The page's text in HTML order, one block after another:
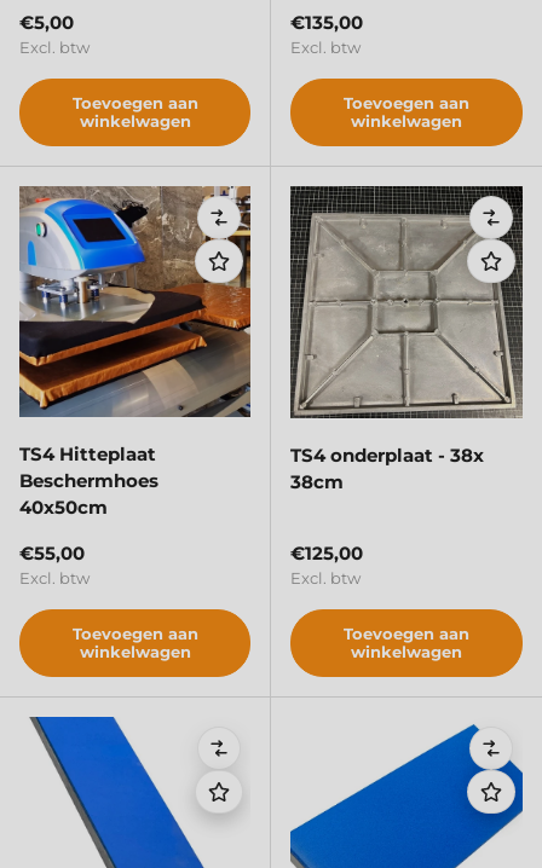
Reguliere prijs
€5,00
Excl. btw
Toevoegen aan
winkelwagen
Reguliere prijs
€135,00
Excl. btw
Toevoegen aan
winkelwagen
Vergelijken
TS4 Hitteplaat
Beschermhoes
40x50cm
Reguliere prijs
€55,00
Excl. btw
Toevoegen aan
winkelwagen
TS4 onderplaat - 38x
38cm
Reguliere prijs
€125,00
Excl. btw
Toevoegen aan
winkelwagen
Vergelijken